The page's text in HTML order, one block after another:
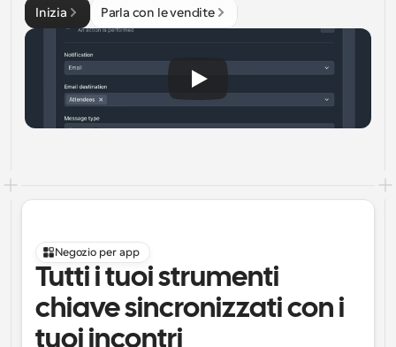
Inizia Parla con le vendite
Negozio per app
Tutti i tuoi strumenti
chiave sincronizzati con i
tuoi incontri